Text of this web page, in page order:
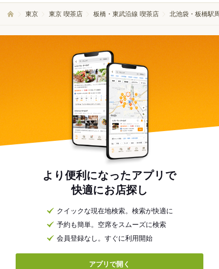
東京 東京 喫茶店 板橋・東武沿線 喫茶店 北池袋・板橋駅
より便利になったアプリで
快適にお店探し
クイックな現在地検索。検索が快適に
予約も簡単。空席をスムーズに検索
会員登録なし。すぐに利用開始
アプリで開く